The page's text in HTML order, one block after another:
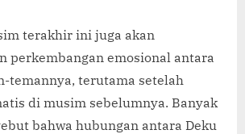
terakhir ini juga akan
perkembangan emosional antara
temannya, terutama setelah
di musim sebelumnya. Banyak
bahwa hubungan antara Deku